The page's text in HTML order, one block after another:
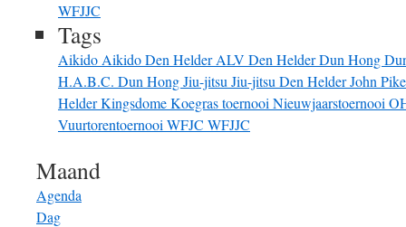
WFJJC
Tags
Aikido Aikido Den HelderALV Den HelderDun Hong
H.A.B.C. Dun HongJiu-jitsu Jiu-jitsu Den HelderJohn
HelderKingsdomeKoegras toernooi Nieuwjaarstoernooi
Vuurtorentoernooi WFJC WFJJC
Maand
Agenda
Dag